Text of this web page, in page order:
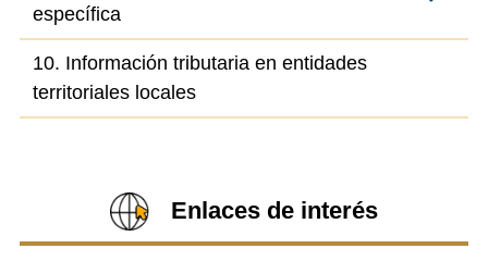
específica
10. Información tributaria en entidades
territoriales locales
Enlaces de interés